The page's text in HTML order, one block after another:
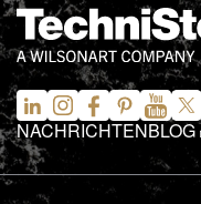
NACHRICHTENBLOG